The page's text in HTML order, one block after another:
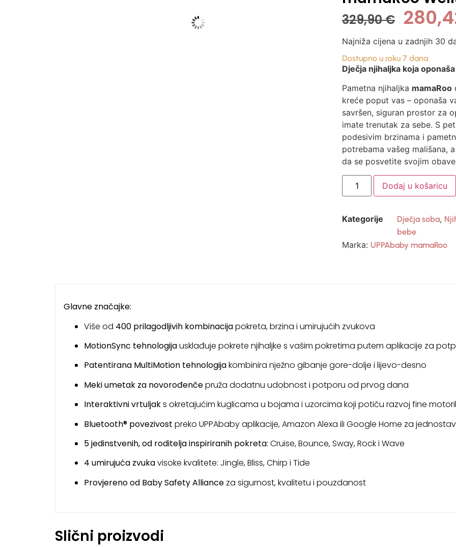
329,90€
Najniža cijena u zadnjih 30
Dostupno u roku 7 dana
Dječja njihaljka koja
Pametna njihaljka mamaRoo
kreće poput vas – oponaša
savršen, siguran prostor za
imate trenutak za sebe. S
podesivim brzinama i
potrebama vašeg mališana,
da se posvetite svojim
Dodaj u košaricu
Kategorije Dječja soba,
bebe
Marka: UPPAbaby mamaRoo
Glavne značajke:
Više od 400 prilagodljivih kombinacijapokreta, brzina i umirujućih zvukova
MotionSync tehnologijausklađuje pokrete njihaljke s vašim pokretima putem aplikacije za
Patentirana MultiMotion tehnologijakombinira nježno gibanje gore-dolje i lijevo-desno
Meki umetak za novorođenčepruža dodatnu udobnost i potporu od prvog dana
Interaktivni vrtuljaks okretajućim kuglicama u bojama i uzorcima koji potiču razvoj fine
Bluetooth® povezivost preko UPPAbaby aplikacije, Amazon Alexa ili Google Home za
5 jedinstvenih, od roditelja inspiriranih pokreta: Cruise, Bounce, Sway, Rock i Wave
4 umirujuća zvukavisoke kvalitete: Jingle, Bliss, Chirp i Tide
Provjereno od Baby Safety Allianceza sigurnost, kvalitetu i pouzdanost
Slični proizvodi